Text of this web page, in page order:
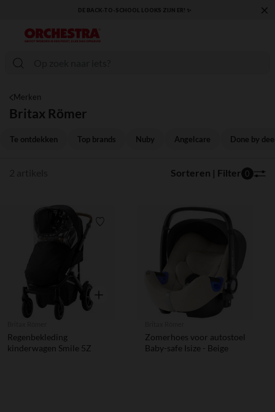
DE BACK-TO-SCHOOL LOOKS ZIJN ER! ✨ ×
Merken
Britax Römer
Te ontdekken Top brands Nuby Angelcare Done by
Sorteren | Filter 0
Snel overzicht
Regenbekleding
kinderwagen Smile 5Z
Zomerhoes voor autostoel
Baby-safe Isize - Beige